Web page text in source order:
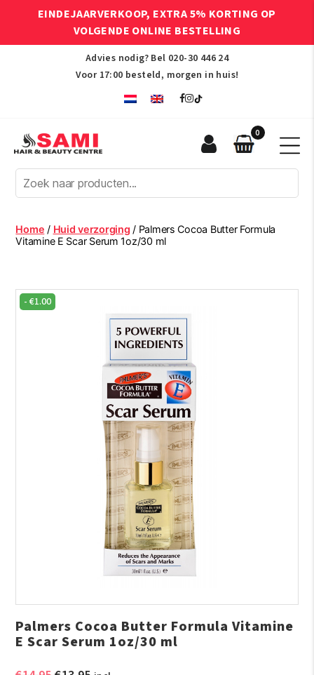
EINDEJAARVERKOOP, EXTRA 5% KORTING OP
VOLGENDE ONLINE BESTELLING
Advies nodig? Bel 020-30 446 24
Voor 17:00 besteld, morgen in huis!
Afro
Hair
Beauty
Centre
0
Home / Huid verzorging / Palmers Cocoa Butter Formula
Vitamine E Scar Serum 1oz/30 ml
-€1.00
Palmers Cocoa Butter Formula Vitamine
E Scar Serum 1oz/30 ml